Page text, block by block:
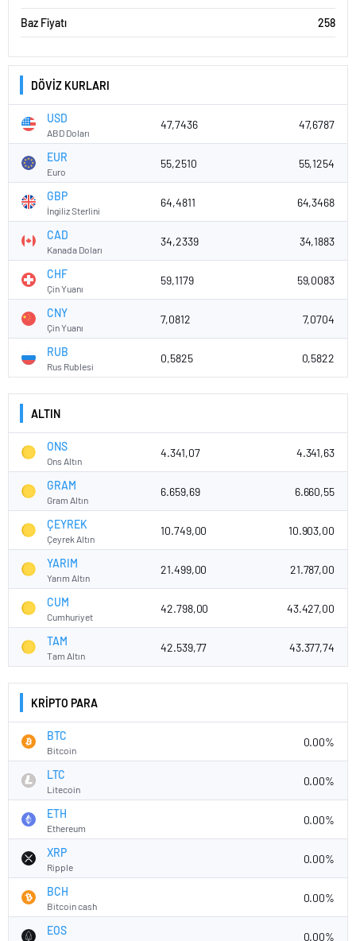
Baz Fiyatı 258
DÖVİZ KURLARI
USD
ABD Doları
47,7436 47,6787
EUR
Euro
55,2510 55,1254
GBP
İngiliz Sterlini
64,4811 64,3468
CAD
Kanada Doları
34,2339 34,1883
CHF
Çin Yuanı
59,1179 59,0083
CNY
Çin Yuanı
7,0812 7,0704
RUB
Rus Rublesi
0,5825 0,5822
ALTIN
ONS
Ons Altın
4.341,07 4.341,63
GRAM
Gram Altın
6.659,69 6.660,55
ÇEYREK
Çeyrek Altın
10.749,00 10.903,00
YARIM
Yarım Altın
21.499,00 21.787,00
CUM
Cumhuriyet
42.798,00 43.427,00
TAM
Tam Altın
42.539,77 43.377,74
KRİPTO PARA
BTC
Bitcoin
0.00%
LTC
Litecoin
0.00%
ETH
Ethereum
0.00%
XRP
Ripple
0.00%
BCH
Bitcoin cash
0.00%
EOS 0.00%